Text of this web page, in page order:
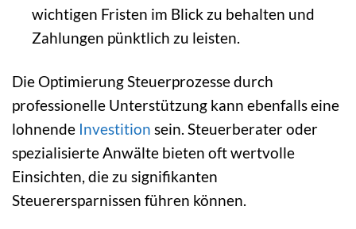
wichtigen Fristen im Blick zu behalten und
Zahlungen pünktlich zu leisten.
Die Optimierung Steuerprozesse durch
professionelle Unterstützung kann ebenfalls eine
lohnende Investition sein. Steuerberater oder
spezialisierte Anwälte bieten oft wertvolle
Einsichten, die zu signifikanten
Steuerersparnissen führen können.